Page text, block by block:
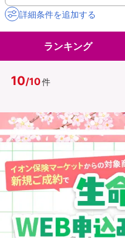
イオング
資料
（無
イオン
詳細条件を追加する
ランキング
10/10件